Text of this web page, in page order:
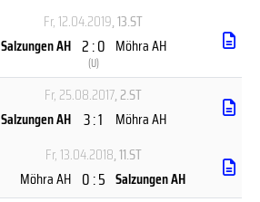
Fr, 12.04.2019, 13.ST
Salzungen AH 2 : 0
(U)
Möhra AH
Fr, 25.08.2017, 2.ST
Salzungen AH 3 : 1
Möhra AH
Fr, 13.04.2018, 11.ST
Möhra AH 0 : 5 Salzungen AH